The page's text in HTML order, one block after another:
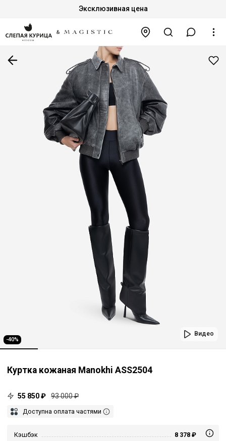
Эксклюзивная цена
-40%
Видео
Куртка кожаная Manokhi ASS2504
55 850 ₽ 93 000 ₽
Доступна оплата частями
Кэшбэк
8 378 ₽